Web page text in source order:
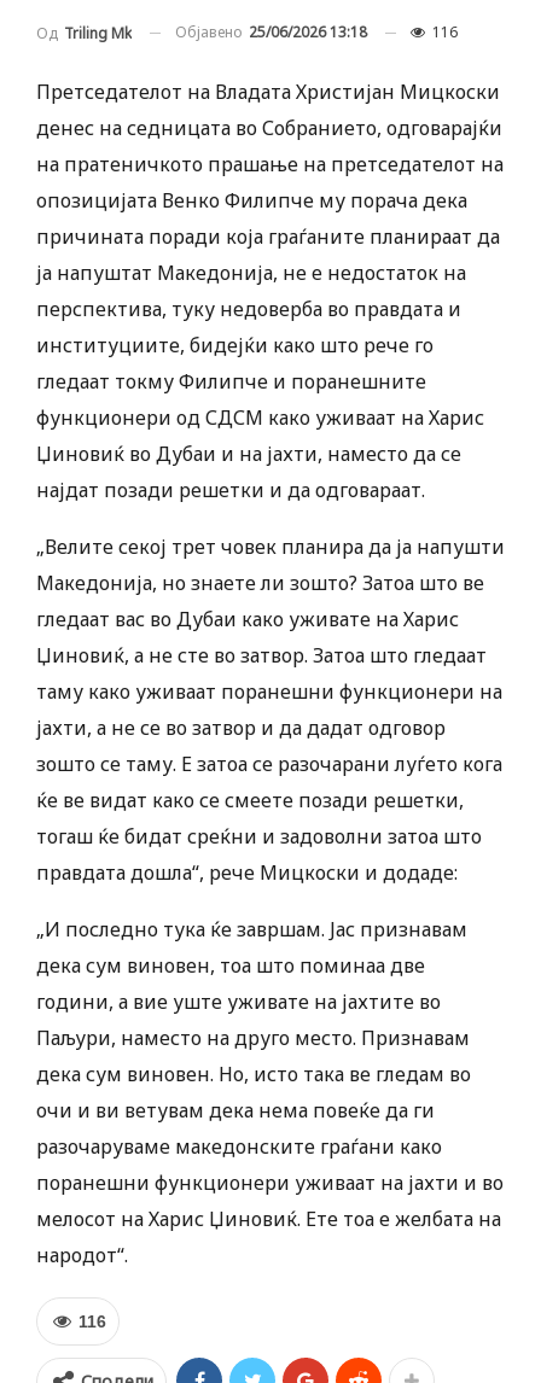
Од Triling Mk Објавено 25/06/2026 13:18 116
Претседателот на Владата Христијан Мицкоски
денес на седницата во Собранието, одговарајќи
на пратеничкото прашање на претседателот на
опозицијата Венко Филипче му порача дека
причината поради која граѓаните планираат да
ја напуштат Македонија, не е недостаток на
перспектива, туку недоверба во правдата и
институциите, бидејќи како што рече го
гледаат токму Филипче и поранешните
функционери од СДСМ како уживаат на Харис
Џиновиќ во Дубаи и на јахти, наместо да се
најдат позади решетки и да одговараат.
„Велите секој трет човек планира да ја напушти
Македонија, но знаете ли зошто? Затоа што ве
гледаат вас во Дубаи како уживате на Харис
Џиновиќ, а не сте во затвор. Затоа што гледаат
таму како уживаат поранешни функционери на
јахти, а не се во затвор и да дадат одговор
зошто се таму. Е затоа се разочарани луѓето кога
ќе ве видат како се смеете позади решетки,
тогаш ќе бидат среќни и задоволни затоа што
правдата дошла“, рече Мицкоски и додаде:
„И последно тука ќе завршам. Јас признавам
дека сум виновен, тоа што поминаа две
години, а вие уште уживате на јахтите во
Паљури, наместо на друго место. Признавам
дека сум виновен. Но, исто така ве гледам во
очи и ви ветувам дека нема повеќе да ги
разочаруваме македонските граѓани како
поранешни функционери уживаат на јахти и во
мелосот на Харис Џиновиќ. Ете тоа е желбата на
народот“.
116